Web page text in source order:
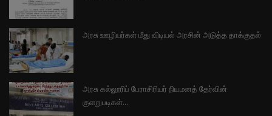
அரசு ஊழியர்கள் மீது விடியல் அரசின் அடுத்த தாக்குதல்
அரசு கல்லூரிப் பேராசிரியர் நியமனத் தேர்வின்
குளறுபடிகள்...